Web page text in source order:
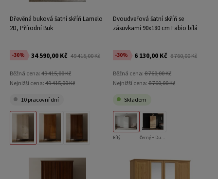
Dřevěná buková šatní skříň Lamelo
2D, Přírodní Buk
-30% 34 590,00 Kč 49 415,00 Kč
Běžná cena: 49 415,00 Kč
Nejnižší cena: 49 415,00 Kč
10 pracovní dní
Dvoudveřová šatní skříň se
zásuvkami 90x180 cm Fabio bílá
-30% 6 130,00 Kč 8 760,00 Kč
Běžná cena:8 760,00 Kč
Nejnižší cena:8 760,00 Kč
Skladem
Bílý